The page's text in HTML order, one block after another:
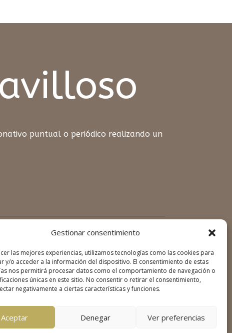
Gestionar consentimiento
las mejores experiencias, utilizamos tecnologías como las cookies para
y/o acceder a la información del dispositivo. El consentimiento de estas
nos permitirá procesar datos como el comportamiento de navegación o
únicas en este sitio. No consentir o retirar el consentimiento,
negativamente a ciertas características y funciones.
Aceptar Denegar Ver preferencias
puntual o periódico realizando un